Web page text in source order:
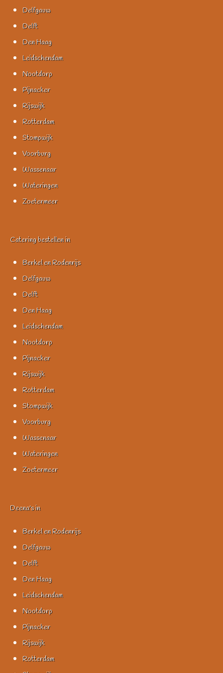
Delfgauw
Delft
Den Haag
Leidschendam
Nootdorp
Pijnacker
Rijswijk
Rotterdam
Stompwijk
Voorburg
Wassenaar
Wateringen
Zoetermeer
Catering bestellen in
Berkel en Rodenrijs
Delfgauw
Delft
Den Haag
Leidschendam
Nootdorp
Pijnacker
Rijswijk
Rotterdam
Stompwijk
Voorburg
Wassenaar
Wateringen
Zoetermeer
Deena's in
Berkel en Rodenrijs
Delfgauw
Delft
Den Haag
Leidschendam
Nootdorp
Pijnacker
Rijswijk
Rotterdam